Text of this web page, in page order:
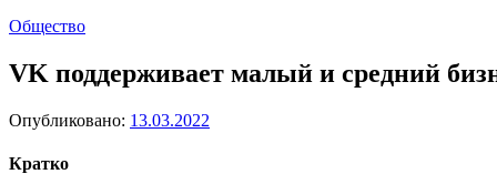
Общество
VK поддерживает малый и средний
Опубликовано: 13.03.2022
Кратко